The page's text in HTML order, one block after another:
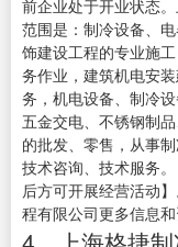
前企业处于开业状态
范围是：制冷设备、
饰建设工程的专业施
务作业，建筑机电安
务，机电设备、制冷
五金交电、不锈钢制
的批发、零售，从事
技术咨询、技术服务
后方可开展经营活动
程有限公司更多信息和